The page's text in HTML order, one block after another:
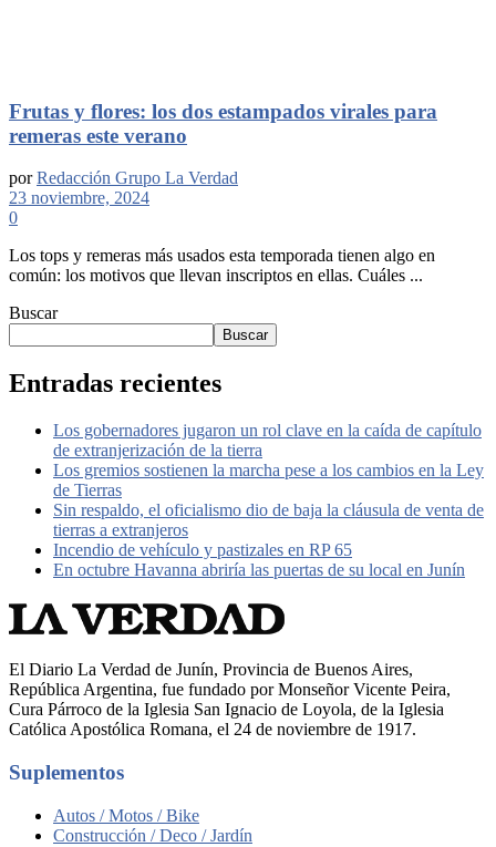
Frutas y flores: los dos estampados virales para
remeras este verano
por Redacción Grupo La Verdad
23 noviembre, 2024
0
Los tops y remeras más usados esta temporada tienen algo en
común: los motivos que llevan inscriptos en ellas. Cuáles ...
Buscar
Buscar
Entradas recientes
Los gobernadores jugaron un rol clave en la caída de capítulo
de extranjerización de la tierra
Los gremios sostienen la marcha pese a los cambios en la Ley
de Tierras
Sin respaldo, el oficialismo dio de baja la cláusula de venta de
tierras a extranjeros
Incendio de vehículo y pastizales en RP 65
En octubre Havanna abriría las puertas de su local en Junín
El Diario La Verdad de Junín, Provincia de Buenos Aires,
República Argentina, fue fundado por Monseñor Vicente Peira,
Cura Párroco de la Iglesia San Ignacio de Loyola, de la Iglesia
Católica Apostólica Romana, el 24 de noviembre de 1917.
Suplementos
Autos / Motos / Bike
Construcción / Deco / Jardín